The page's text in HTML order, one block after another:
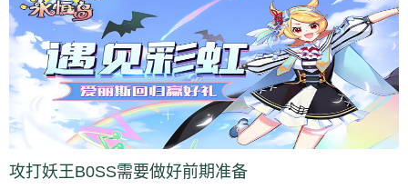
攻打妖王B0SS需要做好前期准备